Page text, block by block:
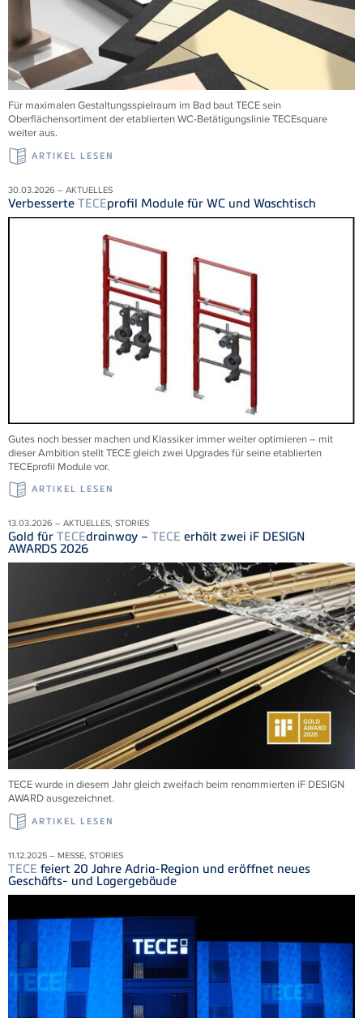
Für maximalen Gestaltungsspielraum im Bad baut TECE sein
Oberflächensortiment der etablierten WC-Betätigungslinie TECEsquare
weiter aus.
ARTIKEL LESEN
30.03.2026 – AKTUELLES
Verbesserte TECEprofil Module für WC und Waschtisch
Gutes noch besser machen und Klassiker immer weiter optimieren – mit
dieser Ambition stellt TECE gleich zwei Upgrades für seine etablierten
TECEprofil Module vor.
ARTIKEL LESEN
13.03.2026 – AKTUELLES, STORIES
Gold für TECEdrainway – TECE erhält zwei iF DESIGN
AWARDS 2026
TECE wurde in diesem Jahr gleich zweifach beim renommierten iF DESIGN
AWARD ausgezeichnet.
ARTIKEL LESEN
11.12.2025 – MESSE, STORIES
TECE feiert 20 Jahre Adria-Region und eröffnet neues
Geschäfts- und Lagergebäude